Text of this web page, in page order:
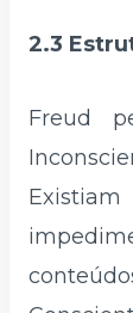
2.3
Freud